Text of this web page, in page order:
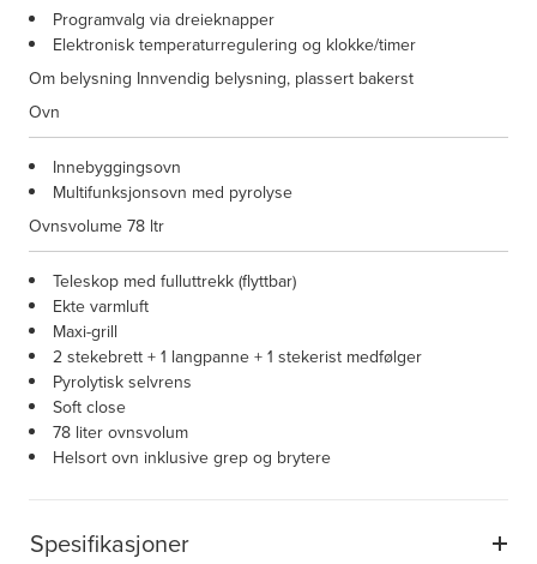
Spesifikasjoner
Programvalg via dreieknapper
Elektronisk temperaturregulering og klokke/timer
Om belysning Innvendig belysning, plassert bakerst
Ovn
Innebyggingsovn
Multifunksjonsovn med pyrolyse
Ovnsvolume78 ltr
Teleskop med fulluttrekk (flyttbar)
Ekte varmluft
Maxi-grill
2 stekebrett + 1 langpanne + 1 stekerist medfølger
Pyrolytisk selvrens
Soft close
78 liter ovnsvolum
Helsort ovn inklusive grep og brytere